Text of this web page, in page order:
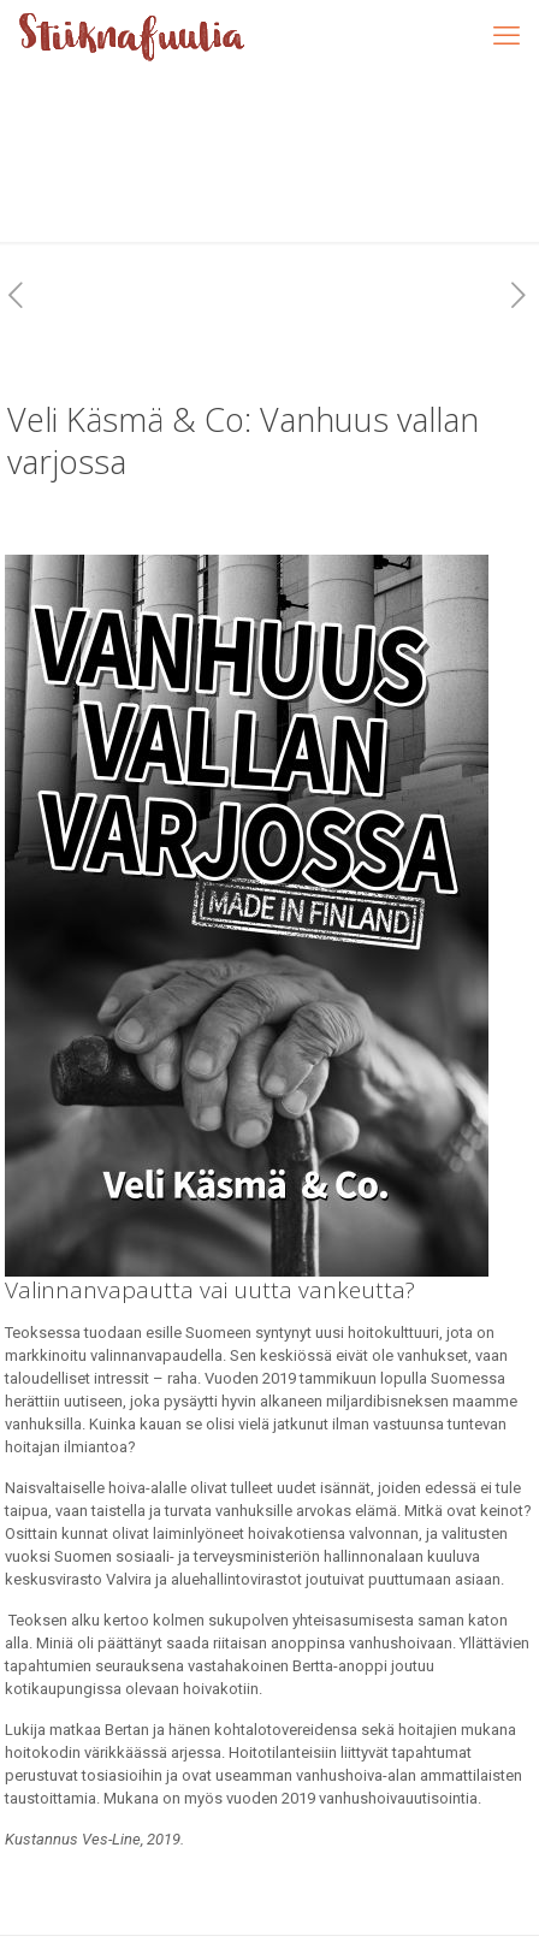
Veli Käsmä & Co: Vanhuus vallan
varjossa
Valinnanvapautta vai uutta vankeutta?
Teoksessa tuodaan esille Suomeen syntynyt uusi hoitokulttuuri, jota on
markkinoitu valinnanvapaudella. Sen keskiössä eivät ole vanhukset, vaan
taloudelliset intressit – raha. Vuoden 2019 tammikuun lopulla Suomessa
herättiin uutiseen, joka pysäytti hyvin alkaneen miljardibisneksen maamme
vanhuksilla. Kuinka kauan se olisi vielä jatkunut ilman vastuunsa tuntevan
hoitajan ilmiantoa?
Naisvaltaiselle hoiva-alalle olivat tulleet uudet isännät, joiden edessä ei tule
taipua, vaan taistella ja turvata vanhuksille arvokas elämä. Mitkä ovat keinot?
Osittain kunnat olivat laiminlyöneet hoivakotiensa valvonnan, ja valitusten
vuoksi Suomen sosiaali- ja terveysministeriön hallinnonalaan kuuluva
keskusvirasto Valvira ja aluehallintovirastot joutuivat puuttumaan asiaan.
Teoksen alku kertoo kolmen sukupolven yhteisasumisesta saman katon
alla. Miniä oli päättänyt saada riitaisan anoppinsa vanhushoivaan. Yllättävien
tapahtumien seurauksena vastahakoinen Bertta-anoppi joutuu
kotikaupungissa olevaan hoivakotiin.
Lukija matkaa Bertan ja hänen kohtalotovereidensa sekä hoitajien mukana
hoitokodin värikkäässä arjessa. Hoitotilanteisiin liittyvät tapahtumat
perustuvat tosiasioihin ja ovat useamman vanhushoiva-alan ammattilaisten
taustoittamia. Mukana on myös vuoden 2019 vanhushoivauutisointia.
Kustannus Ves-Line, 2019.